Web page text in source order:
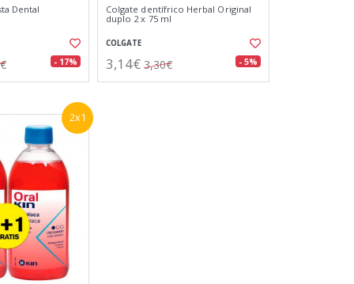
Dental
- 17%
Colgate dentífrico Herbal Original
duplo 2 x 75 ml
COLGATE
3,14€ 3,30€ - 5%
2x1